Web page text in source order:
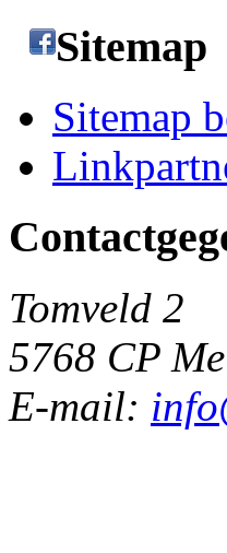
Sitemap
Sitemap
Tomveld 2
5768 CP
E-mail: